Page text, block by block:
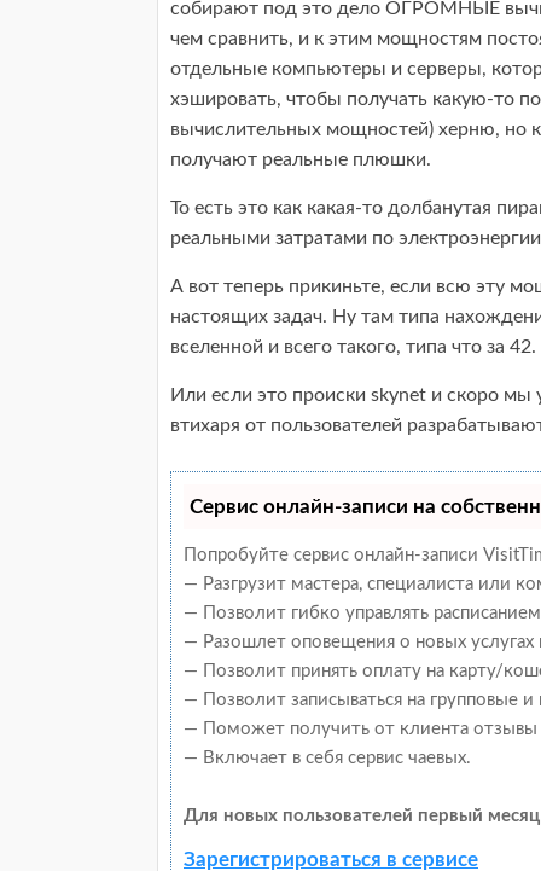
собирают под это дело ОГРОМНЫЕ
чем сравнить, и к этим мощностям
отдельные компьютеры и серверы,
хэшировать, чтобы получать какую-то
вычислительных мощностей) херню, но
получают реальные плюшки.
То есть это как какая-то долбанутая
реальными затратами по
А вот теперь прикиньте, если всю эту
настоящих задач. Ну там типа
вселенной и всего такого, типа что за 42.
Или если это происки skynet и скоро
втихаря от пользователей
Сервис онлайн-записи на
Попробуйте сервис онлайн-записи
— Разгрузит мастера, специалиста или
— Позволит гибко управлять
— Разошлет оповещения о новых услугах
— Позволит принять оплату на карту/
— Позволит записываться на групповые
— Поможет получить от клиента отзывы
— Включает в себя сервис чаевых.
Для новых пользователей первый
Зарегистрироваться в сервисе